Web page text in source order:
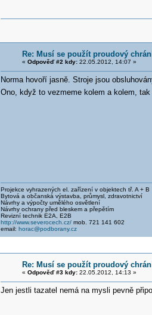
Re: Musí se použít proudový
« Odpověď #2 kdy:22.05.2012, 14:07 »
Norma hovoří jasně. Stroje jsou
Ono, když to vezmeme kolem a kolem,
Projekce vyhrazených el. zařízení v objektech tř. A + B
Bytová a občanská výstavba, průmysl, zdravotnictví
Návrhy a výpočty umělého osvětlení
Návrhy ochrany před bleskem a přepětím
Revizní technik E2A, E2B
http://www.severocech.cz/mob. 721 141 602
email: horac@podborany.cz
Re: Musí se použít proudový
« Odpověď #3 kdy:22.05.2012, 14:13 »
Jen jestli tazatel nemá na mysli pevně